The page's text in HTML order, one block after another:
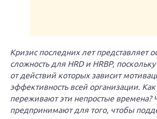
Кризис последних лет представляет
сложность для HRD и HRBP,
от действий которых зависит
эффективность всей организации.
переживают эти непростые времена?
предпринимают для того, чтобы